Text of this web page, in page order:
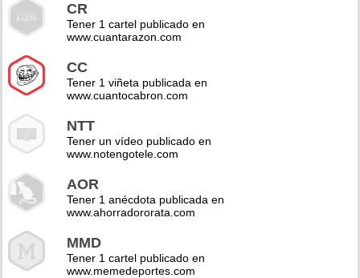
CR
Tener 1 cartel publicado en
www.cuantarazon.com
CC
Tener 1 viñeta publicada en
www.cuantocabron.com
NTT
Tener un vídeo publicado en
www.notengotele.com
AOR
Tener 1 anécdota publicada en
www.ahorradororata.com
MMD
Tener 1 cartel publicado en
www.memedeportes.com